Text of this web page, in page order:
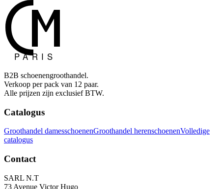
B2B schoenengroothandel.
Verkoop per pack van 12 paar.
Alle prijzen zijn exclusief BTW.
Catalogus
Groothandel damesschoenenGroothandel herenschoenenVolledige
catalogus
Contact
SARL N.T
73 Avenue Victor Hugo